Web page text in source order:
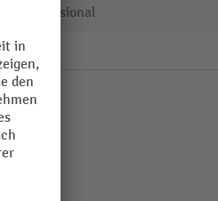
Professional
nein